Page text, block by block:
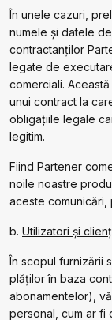
În unele cazuri,
numele și datele
contractanților
legate de
comerciali.
unui contract la
obligațiile legale
legitim.
Fiind Partener
noile noastre
aceste comunicări,
b. Utilizatori și
În scopul furnizării
plăților în baza
abonamentelor),
personal, cum ar fi